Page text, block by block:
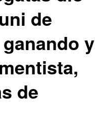
de
y
de